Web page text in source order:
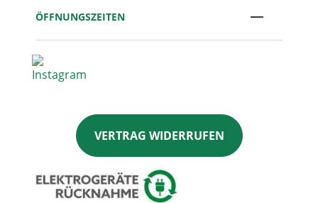
ÖFFNUNGSZEITEN
VERTRAG WIDERRUFEN